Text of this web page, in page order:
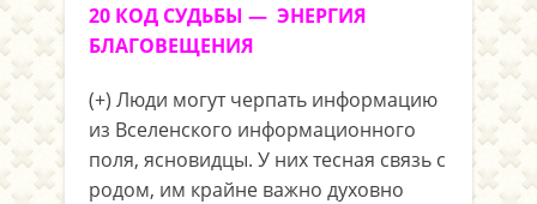
20 КОД СУДЬБЫ — ЭНЕРГИЯ
БЛАГОВЕЩЕНИЯ
(+) Люди могут черпать информацию
из Вселенского информационного
поля, ясновидцы. У них тесная связь с
родом, им крайне важно духовно